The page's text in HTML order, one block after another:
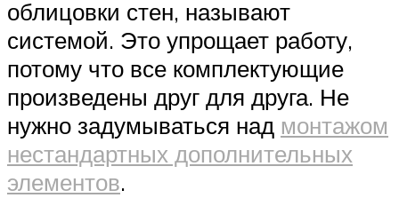
облицовки стен, называют
системой. Это упрощает работу,
потому что все комплектующие
произведены друг для друга. Не
нужно задумываться над монтажом
нестандартных дополнительных
элементов.